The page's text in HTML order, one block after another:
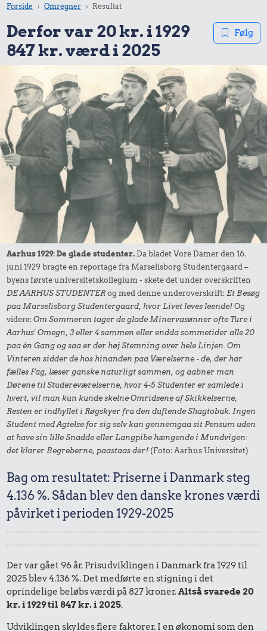
Forside Omregner Resultat
Derfor var 20 kr. i 1929
847 kr. værd i 2025
Følg
Aarhus 1929: De glade studenter. Da bladet Vore Damer den 16.
juni 1929 bragte en reportage fra Marselisborg Studentergaard –
byens første universitetskollegium - skete det under overskriften
DE AARHUS STUDENTERog med denne underoverskrift: Et Besøg
paa Marselisborg Studentergaard, hvor Livet leves leende!Og
videre:Om Sommeren tager de glade Minervasønner ofte Ture i
Aarhus' Omegn, 3 eller 4 sammen eller endda sommetider alle 20
paa én Gang og saa er der høj Stemning over hele Linjen. Om
Vinteren sidder de hos hinanden paa Værelserne - de, der har
fælles Fag, læser ganske naturligt sammen, og aabner man
Dørene til Studereværelserne, hvor 4-5 Studenter er samlede i
hvert, vil man kun kunde skelne Omridsene af Skikkelserne,
Resten er indhyllet i Røgskyer fra den duftende Shagtobak. Ingen
Student med Agtelse for sig selv kan gennemgaa sit Pensum uden
at have sin lille Snadde eller Langpibe hængende i Mundvigen:
det klarer Begreberne, paastaas der! (Foto: Aarhus Universitet)
Bag om resultatet: Priserne i Danmark steg
4.136 %. Sådan blev den danske krones værdi
påvirket i perioden 1929-2025
Der var gået 96 år. Prisudviklingen i Danmark fra 1929 til
2025 blev 4.136 %. Det medførte en stigning i det
oprindelige beløbs værdi på 827 kroner.Altså svarede 20
kr. i 1929 til 847 kr. i 2025.
Udviklingen skyldes flere faktorer. I en økonomi som den